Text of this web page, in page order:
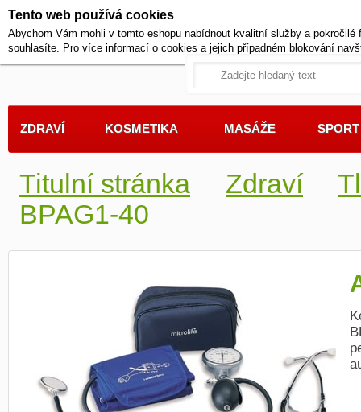
Titulní stránka Zdraví
BPAG1-40
Pracovní dny od 9 do 17
ZDRAVÍ KOSMETIKA MASÁŽE SPORT
Tento web používá cookies
Abychom Vám mohli v tomto eshopu nabídnout kvalitní služby a
souhlasíte. Pro více informací o cookies a jejich případném blokování